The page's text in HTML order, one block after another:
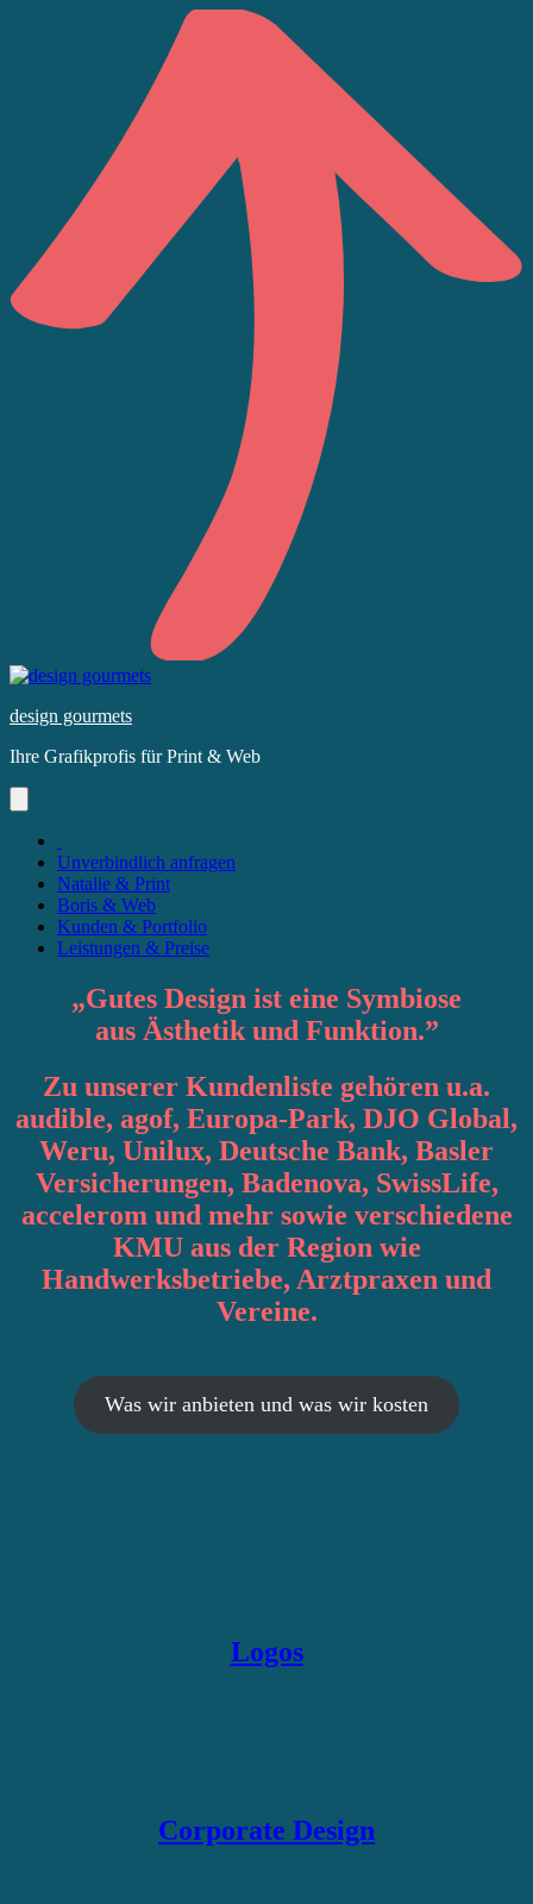
Skip
content
design gourmets
Ihre Grafikprofis für Print & Web
Unverbindlich anfragen
Natalie & Print
Boris & Web
Kunden & Portfolio
Leistungen & Preise
„Gutes Design ist eine Symbiose
aus Ästhetikund Funktion.”
Zu unserer Kundenliste gehören u.a.
audible, agof, Europa-Park, DJO Global,
Weru, Unilux, Deutsche Bank, Basler
Versicherungen, Badenova, SwissLife,
accelerom und mehr sowie verschiedene
KMU aus der Region wie
Handwerksbetriebe, Arztpraxen und
Vereine.
Was wir anbieten und was wir kosten
Logos
Corporate Design